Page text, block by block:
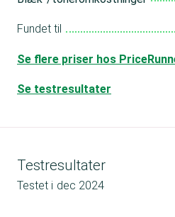
Fundet til
Se flere priser hos
Se testresultater
Testresultater
Testet i dec 2024